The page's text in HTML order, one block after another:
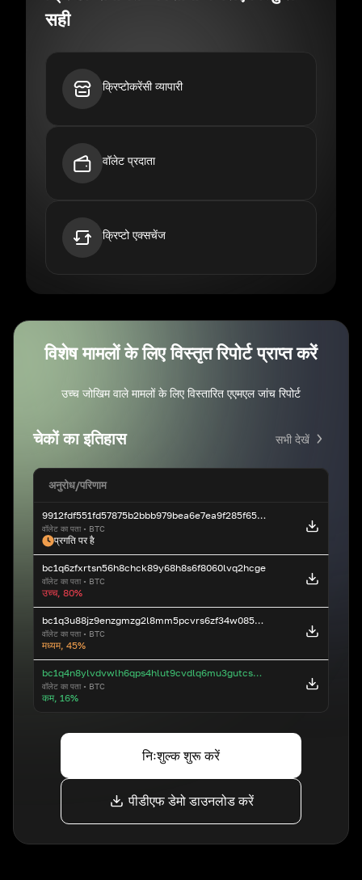
सही
क्रिप्टोकरेंसी व्यापारी
वॉलेट प्रदाता
क्रिप्टो एक्सचेंज
विशेष मामलों के लिए विस्तृत रिपोर्ट प्राप्त करें
उच्च जोखिम वाले मामलों के लिए विस्तारित एएमएल जांच रिपोर्ट
चेकों का इतिहास सभी देखें
अनुरोध/परिणाम
9912fdf551fd57875b2bbb979bea6e7ea9f285f658999f4c2ec38ac22b9748392323b232321
वॉलेट का पता • BTC
प्रगति पर है
bc1q6zfxrtsn56h8chck89y68h8s6f8060lvq2hcge
वॉलेट का पता • BTC
उच्च, 80%
bc1q3u88jz9enzgmzg2l8mm5pcvrs6zf34w085n0kn
वॉलेट का पता • BTC
मध्यम, 45%
bc1q4n8ylvdvwlh6qps4hlut9cvdlq6mu3gutcsd5z
वॉलेट का पता • BTC
कम, 16%
निःशुल्क शुरू करें
पीडीएफ डेमो डाउनलोड करें